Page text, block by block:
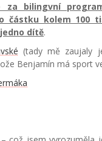
za bilingvní
částku kolem 100
dítě.
(tady mě zaujaly
Benjamín má sport